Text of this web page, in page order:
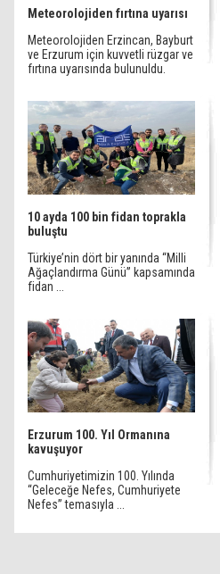
Meteorolojiden fırtına uyarısı
Meteorolojiden Erzincan, Bayburt
ve Erzurum için kuvvetli rüzgar ve
fırtına uyarısında bulunuldu.
10 ayda 100 bin fidan toprakla
buluştu
Türkiye’nin dört bir yanında “Milli
Ağaçlandırma Günü” kapsamında
fidan ...
Erzurum 100. Yıl Ormanına
kavuşuyor
Cumhuriyetimizin 100. Yılında
“Geleceğe Nefes, Cumhuriyete
Nefes” temasıyla ...